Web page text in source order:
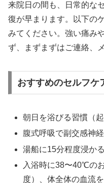
来院日の間も、日常的な
復が早まります。以下の
みてください。強い痛み
ず、まずまずはご連絡、
おすすめのセルフケ
朝日を浴びる習慣（
腹式呼吸で副交感神
湯船に15分程度浸か
入浴時に38〜40℃の
度）、体全体の血流